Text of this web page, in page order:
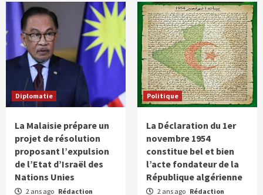
Diplomatie
La Malaisie prépare un
projet de résolution
proposant l’expulsion
de l’Etat d’Israël des
Nations Unies
2 ans ago Rédaction
Politique
La Déclaration du 1er
novembre 1954
constitue bel et bien
l’acte fondateur de la
République algérienne
2 ans ago Rédaction